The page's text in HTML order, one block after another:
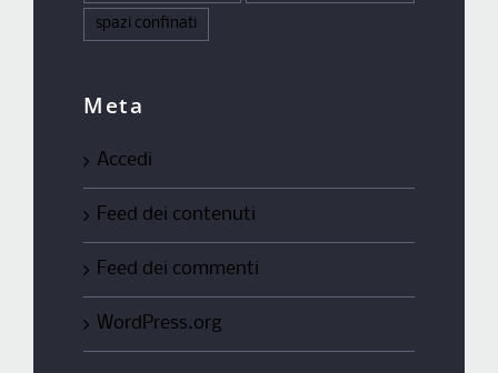
spazi confinati
Meta
Accedi
Feed dei contenuti
Feed dei commenti
WordPress.org